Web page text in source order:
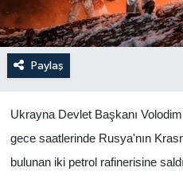
Paylaş
Ukrayna Devlet Başkanı
gece saatlerinde Rusya'nın
bulunan iki petrol rafinerisine